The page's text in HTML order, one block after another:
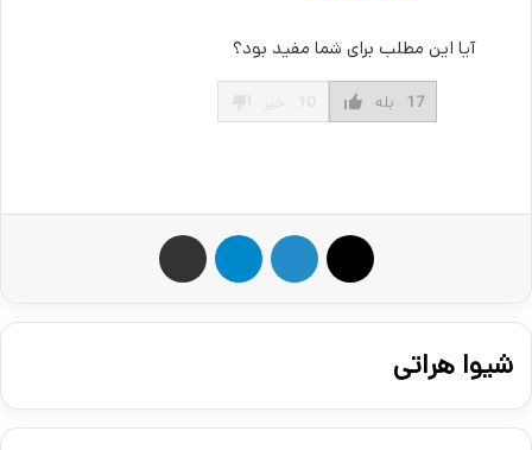
آیا این مطلب برای شما مفید بود؟
بله 17
لینکدین تلگرام
شیوا هراتی